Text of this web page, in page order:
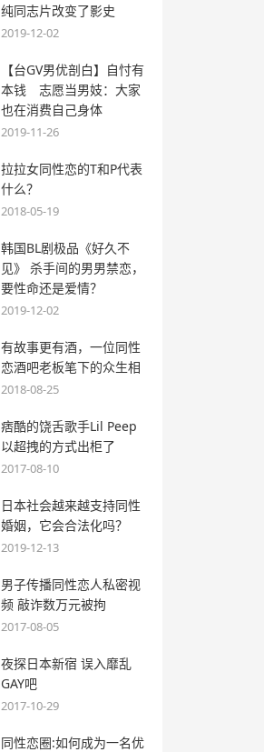
纯同志片改变了影史
2019-12-02
【台GV男优剖白】自忖有
本钱 志愿当男妓：大家
也在消费自己身体
2019-11-26
拉拉女同性恋的T和P代表
什么？
2018-05-19
韩国BL剧极品《好久不
见》 杀手间的男男禁恋，
要性命还是爱情？
2019-12-02
有故事更有酒，一位同性
恋酒吧老板笔下的众生相
2018-08-25
痞酷的饶舌歌手Lil Peep
以超拽的方式出柜了
2017-08-10
日本社会越来越支持同性
婚姻，它会合法化吗？
2019-12-13
男子传播同性恋人私密视
频 敲诈数万元被拘
2017-08-05
夜探日本新宿 误入靡乱
GAY吧
2017-10-29
同性恋圈:如何成为一名优